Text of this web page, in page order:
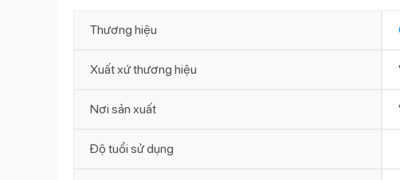
Thương hiệu
Xuất xứ thương hiệu
Nơi sản xuất
Độ tuổi sử dụng